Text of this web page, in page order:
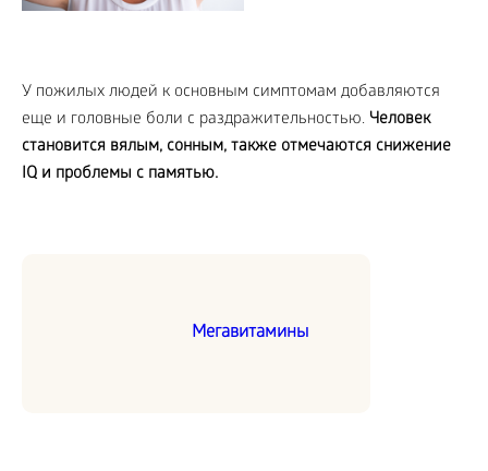
У пожилых людей к основным симптомам добавляются
еще и головные боли с раздражительностью. Человек
становится вялым, сонным, также отмечаются снижение
IQ и проблемы с памятью.
Мегавитамины